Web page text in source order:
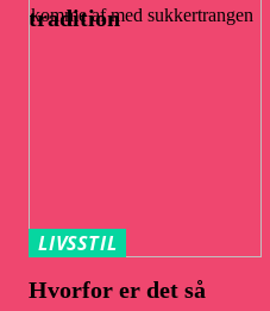
tradition
LIVSSTIL
Hvorfor er det så